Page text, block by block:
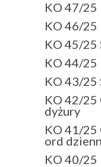
KO 47/25
KO 46/25
KO 45/25
KO 44/25
KO 43/25
KO 42/25
dyżury
KO 41/25
ord
KO 40/25